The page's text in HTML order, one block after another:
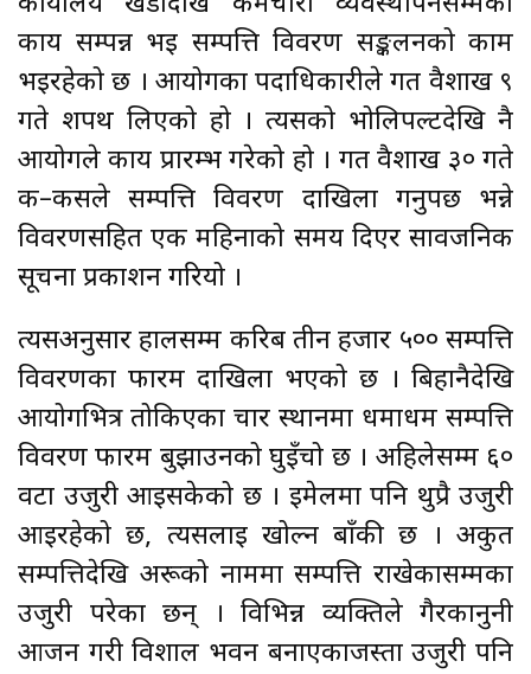
कार्य सम्पन्न भई सम्पत्ति विवरण सङ्कलनको काम
भइरहेको छ । आयोगका पदाधिकारीले गत वैशाख ९
गते शपथ लिएको हो । त्यसको भोलिपल्टदेखि नै
आयोगले कार्य प्रारम्भ गरेको हो । गत वैशाख ३० गते
क–कसले सम्पत्ति विवरण दाखिला गर्नुपर्छ भन्ने
विवरणसहित एक महिनाको समय दिएर सार्वजनिक
सूचना प्रकाशन गरियो ।
त्यसअनुसार हालसम्म करिब तीन हजार ५०० सम्पत्ति
विवरणका फारम दाखिला भएको छ । बिहानैदेखि
आयोगभित्र तोकिएका चार स्थानमा धमाधम सम्पत्ति
विवरण फारम बुझाउनको घुइँचो छ । अहिलेसम्म ६०
वटा उजुरी आइसकेको छ । इमेलमा पनि थुप्रै उजुरी
आइरहेको छ, त्यसलाई खोल्न बाँकी छ । अकुत
सम्पत्तिदेखि अरूको नाममा सम्पत्ति राखेकासम्मका
उजुरी परेका छन् । विभिन्न व्यक्तिले गैरकानुनी
आर्जन गरी विशाल भवन बनाएकाजस्ता उजुरी पनि